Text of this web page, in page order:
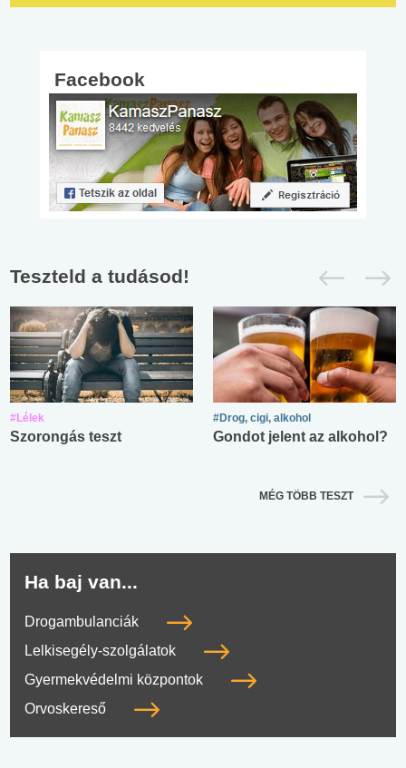
Facebook
Teszteld a tudásod!
#Lélek
Szorongás teszt
#Drog, cigi, alkohol
Gondot jelent az alkohol?
MÉG TÖBB TESZT
Ha baj van...
Drogambulanciák
Lelkisegély-szolgálatok
Gyermekvédelmi központok
Orvoskereső